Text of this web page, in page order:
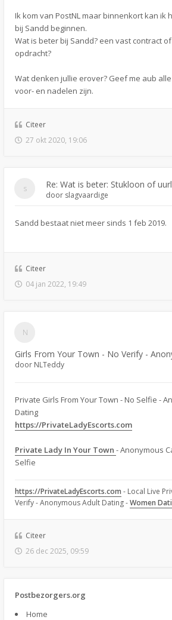
Ik kom van PostNL maar binnenkort kan ik
bij Sandd beginnen.
Wat is beter bij Sandd? een vast contract
opdracht?
Wat denken jullie erover? Geef me aub
voor- en nadelen zijn.
Citeer
27 okt 2020, 19:06
Re: Wat is beter: Stukloon of
door slagvaardige
Sandd bestaat niet meer sinds 1 feb 2019.
Citeer
04 jan 2022, 19:49
Girls From Your Town - No Verify -
door NLTeddy
Private Girls From Your Town - No Selfie -
Dating
https://PrivateLadyEscorts.com
Private Lady In Your Town - Anonymous
Selfie
https://PrivateLadyEscorts.com - Local Live
Verify - Anonymous Adult Dating -Women
Citeer
26 dec 2025, 09:59
Postbezorgers.org
Home